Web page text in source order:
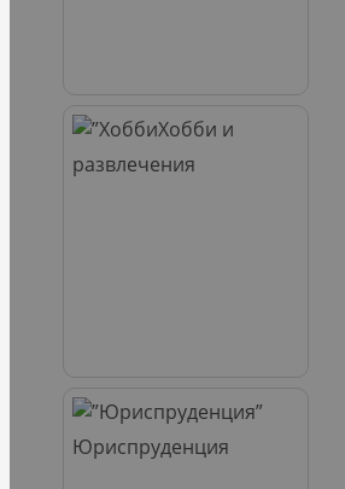
Хобби и
развлечения
Юриспруденция